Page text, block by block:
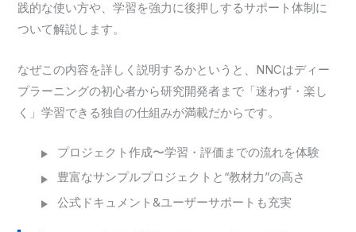
践的な使い方や、学習を強力に後押しするサポート体制に
ついて解説します。
なぜこの内容を詳しく説明するかというと、NNCはディー
プラーニングの初心者から研究開発者まで「迷わず・楽し
く」学習できる独自の仕組みが満載だからです。
プロジェクト作成〜学習・評価までの流れを体験
豊富なサンプルプロジェクトと“教材力”の高さ
公式ドキュメント&ユーザーサポートも充実